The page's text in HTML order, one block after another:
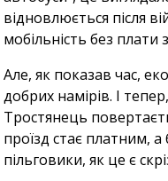
відновлюється після
мобільність без плати
Але, як показав час,
добрих намірів. І
Тростянець
проїзд стає платним,
пільговики, як це є